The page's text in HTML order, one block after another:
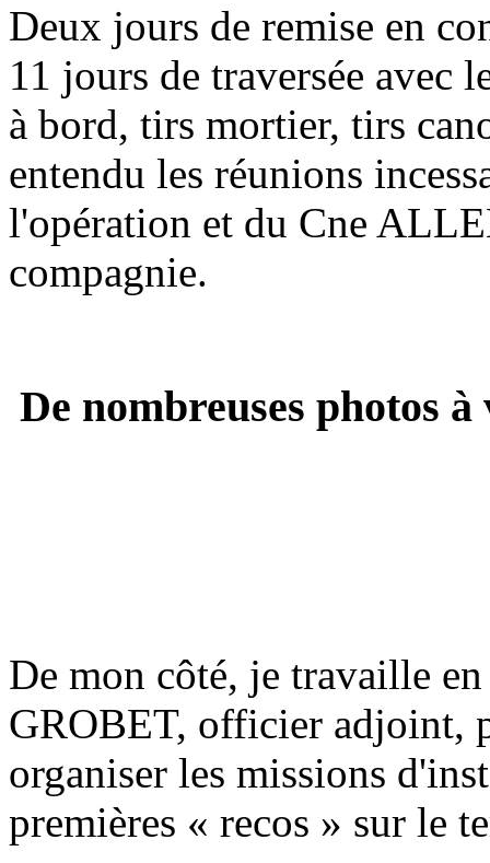
Deux jours de remise en
11 jours de traversée avec
à bord, tirs mortier, tirs
entendu les réunions
l'opération et du Cne
compagnie.
De nombreuses photos
De mon côté, je travaille
GROBET, officier adjoint,
organiser les missions
premières « recos » sur le